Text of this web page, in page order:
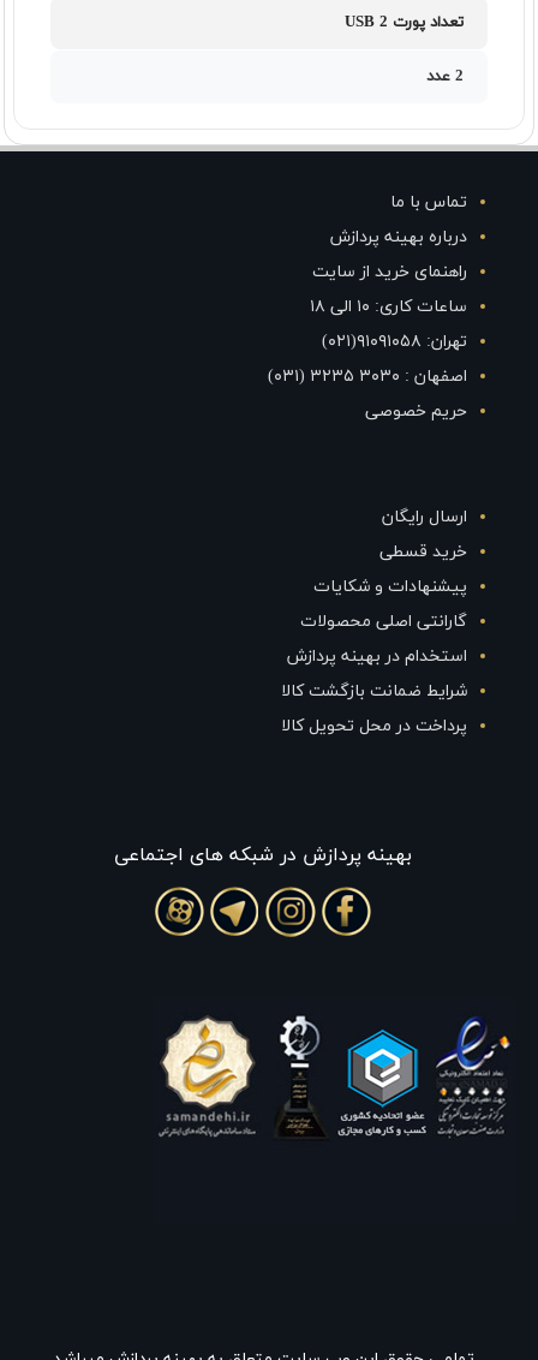
تعداد پورت USB 2
2 عدد
تماس با ما
درباره بهینه پردازش
راهنمای خرید از سایت
ساعات کاری: ۱۰ الی ۱۸
تهران: ۹۱۰۹۱۰۵۸(۰۲۱)
اصفهان : ۳۰۳۰ ۳۲۳۵ (۰۳۱)
حریم خصوصی
ارسال رایگان
خرید قسطی
پیشنهادات و شکایات
گارانتی اصلی محصولات
استخدام در بهینه پردازش
شرایط ضمانت بازگشت کالا
پرداخت در محل تحویل کالا
بهينه پردازش در شبکه های اجتماعی